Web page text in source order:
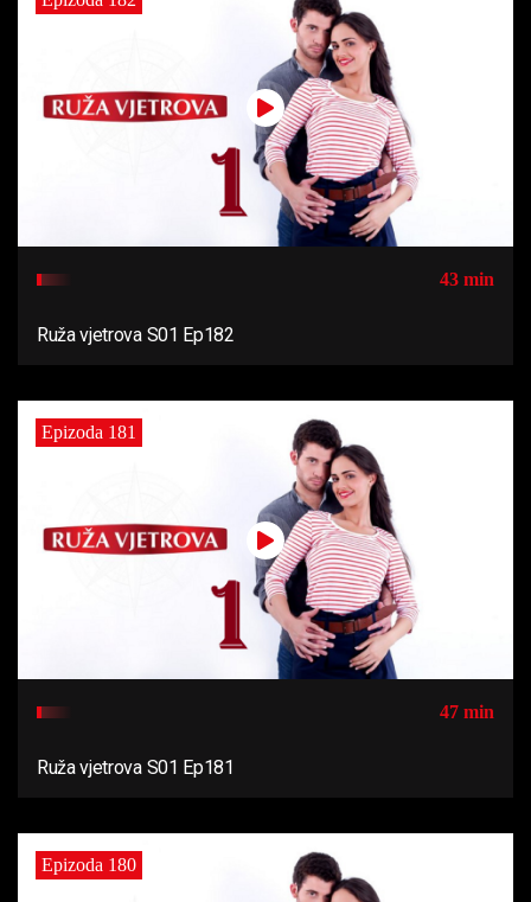
43 min
Ruža vjetrova S01 Ep182
Epizoda 181
47 min
Ruža vjetrova S01 Ep181
Epizoda 180